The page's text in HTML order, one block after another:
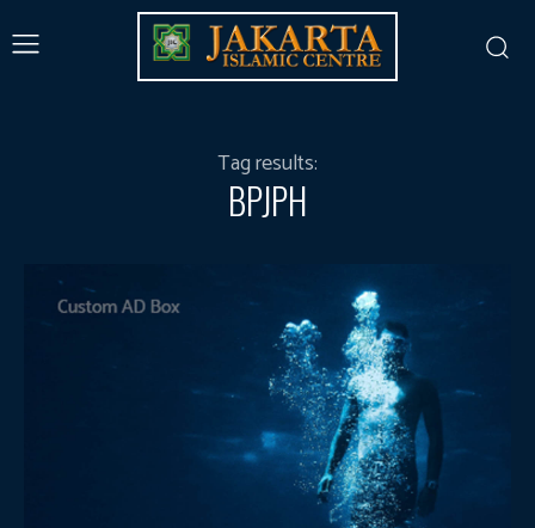
Tag results:
BPJPH